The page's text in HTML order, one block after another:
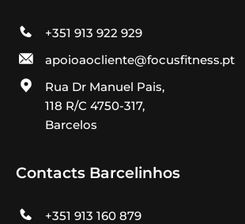
+351 913 922 929
apoioaocliente@focusfitness.pt
Rua Dr Manuel Pais,
118 R/C 4750-317,
Barcelos
Contacts Barcelinhos
+351 913 160 879